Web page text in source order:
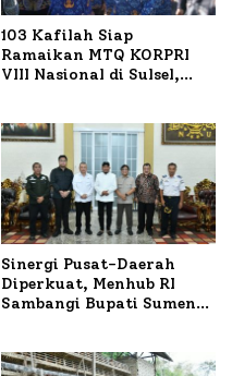
103 Kafilah Siap
Ramaikan MTQ KORPRI
VIII Nasional di Sulsel,
Sinergi Pusat-Daerah
Diperkuat, Menhub RI
Sambangi Bupati Sumenep